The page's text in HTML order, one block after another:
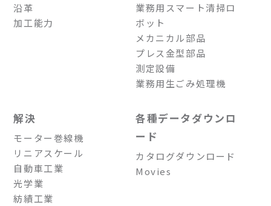
沿革
加工能力
業務用スマート清掃ロ
ボット
メカニカル部品
プレス金型部品
測定設備
業務用生ごみ処理機
解決
モーター巻線機
リニアスケール
自動車工業
光学業
紡績工業
各種データダウンロ
ード
カタログダウンロード
Movies